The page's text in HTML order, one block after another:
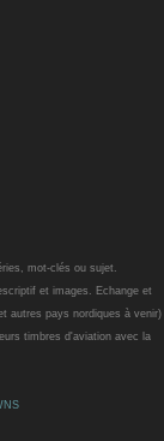
mot-clés ou sujet.
et images. Echange et
autres pays nordiques à venir)
timbres d'aviation avec la